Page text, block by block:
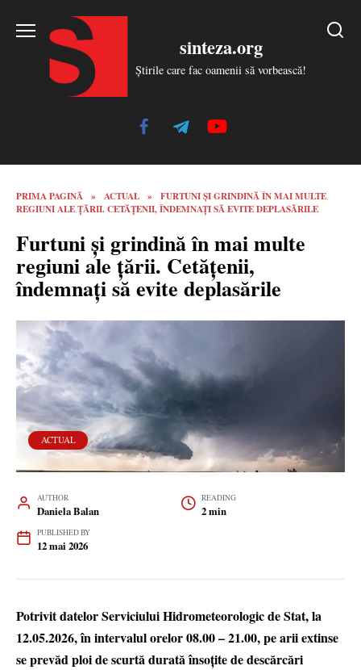
sinteza.org
Știrile care fac oamenii să vorbească!
PRIMA PAGINĂ » ACTUAL »
FURTUNI ȘI GRINDINĂ ÎN MAI MULTE
REGIUNI ALE ȚĂRII. CETĂȚENII, ÎNDEMNAȚI SĂ EVITE DEPLASĂRILE
Furtuni și grindină în mai multe
regiuni ale țării. Cetățenii,
îndemnați să evite deplasările
ACTUAL
AUTHOR
Daniela Balan
READING
2 min
PUBLISHED BY
12 mai 2026
Potrivit datelor Serviciului Hidrometeorologic de Stat, la
12.05.2026, în intervalul orelor 08.00 – 21.00, pe arii extinse
se prevăd ploi de scurtă durată însoțite de descărcări